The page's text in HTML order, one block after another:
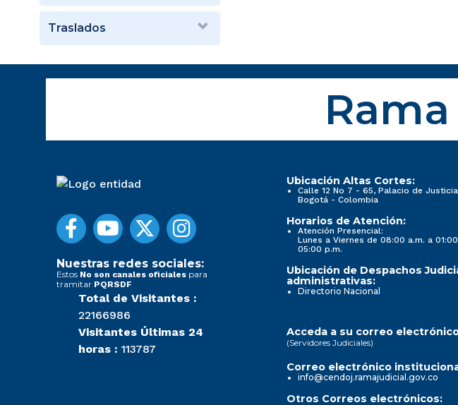
Traslados
Nuestras redes sociales:
Estos No son canales oficiales para
tramitar PQRSDF
Total de Visitantes :
22166986
Visitantes Últimas 24
horas : 113787
Ubicación Altas Cortes:
Calle 12 No 7 - 65, Palacio de
Bogotá - Colombia
Horarios de Atención:
Atención Presencial:
Lunes a Viernes de 08:00 a.m. a
05:00 p.m.
Ubicación de Despachos
administrativas:
Directorio Nacional
Acceda a su correo
(Servidores Judiciales)
Correo electrónico
info@cendoj.ramajudicial.gov.co
Otros Correos electrónicos: